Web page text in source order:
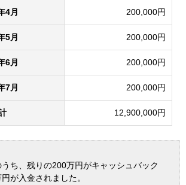
4月 200,000円
5月 200,000円
6月 200,000円
7月 200,000円
12,900,000円
ち、残りの200万円がキャッシュバック
が入金されました。